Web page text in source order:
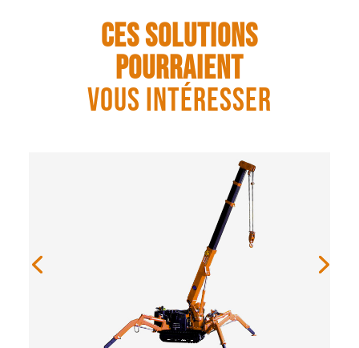
Ces solutions
pourraient
vous intéresser